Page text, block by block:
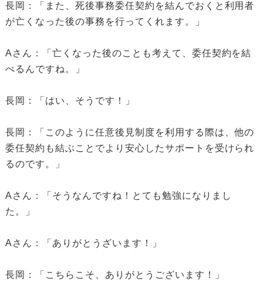
長岡：「また、死後事務委任契約を結んでおくと利用者
が亡くなった後の事務を行ってくれます。」
Aさん：「亡くなった後のことも考えて、委任契約を結
べるんですね。」
長岡：「はい、そうです！」
長岡：「このように任意後見制度を利用する際は、他の
委任契約も結ぶことでより安心したサポートを受けられ
るのです。」
Aさん：「そうなんですね！とても勉強になりまし
た。」
Aさん：「ありがとうざいます！」
長岡：「こちらこそ、ありがとうございます！」